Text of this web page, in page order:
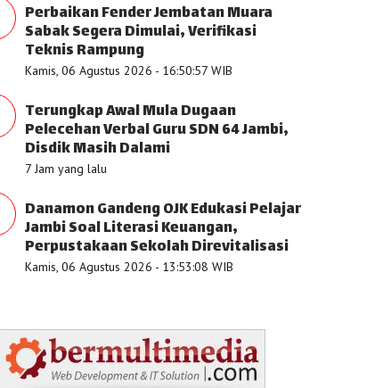
Perbaikan Fender Jembatan Muara
Sabak Segera Dimulai, Verifikasi
Teknis Rampung
Kamis, 06 Agustus 2026 - 16:50:57 WIB
Terungkap Awal Mula Dugaan
Pelecehan Verbal Guru SDN 64 Jambi,
Disdik Masih Dalami
7 Jam yang lalu
Danamon Gandeng OJK Edukasi Pelajar
Jambi Soal Literasi Keuangan,
Perpustakaan Sekolah Direvitalisasi
Kamis, 06 Agustus 2026 - 13:53:08 WIB